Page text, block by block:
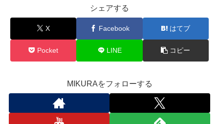
シェアする
X Facebook はてブ
Pocket LINE コピー
MIKURAをフォローする